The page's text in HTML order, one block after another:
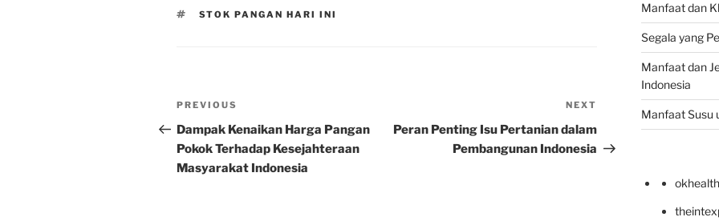
TAGS
STOK PANGAN HARI INI
Post
navigation
Previous
Post
PREVIOUS
Dampak Kenaikan Harga Pangan
Pokok Terhadap Kesejahteraan
Masyarakat Indonesia
Post
NEXT
Peran Penting Isu Pertanian dalam
Pembangunan Indonesia
Manfaat dan
Segala yang
Manfaat dan
Indonesia
Manfaat Susu